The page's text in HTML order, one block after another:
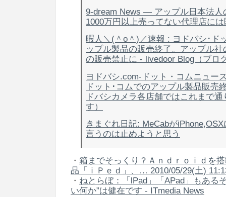
9-dream News ― アップル日本法人
1000万円以上売ってない代理店に
暇人＼(＾o＾)／速報 : ヨドバシ･ド
ップル製品の販売終了。アップル
の販売禁止に - livedoor Blog（ブロ
ヨドバシ.com-ドット・コムニュー
ドット･コムでのアップル製品販売
ドバシカメラ各店舗ではこれまで
す）
きまぐれ日記: MeCabが
言うのは止めようと思う
・ 箱までそっくり？Ａｎｄｒｏｉｄを
品「ｉＰｅｄ」、… 2010/05/29(土)
・ ねとらぼ：「lPad」「APad」もある
い何か”は健在です - ITmedia News